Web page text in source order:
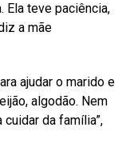
Ela teve paciência,
a mãe
ajudar o marido e
algodão. Nem
da família”,